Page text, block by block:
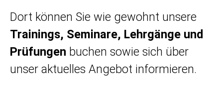
Dort können Sie wie gewohnt unsere
Trainings, Seminare, Lehrgänge und
Prüfungen buchen sowie sich über
unser aktuelles Angebot informieren.